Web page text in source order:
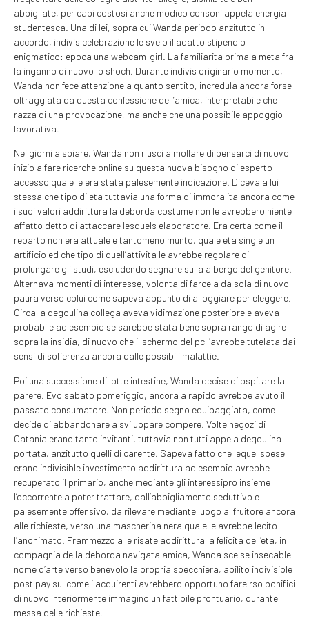
abbigliate, per capi costosi anche modico consoni appela energia
studentesca. Una di lei, sopra cui Wanda periodo anzitutto in
accordo, indivis celebrazione le svelo il adatto stipendio
enigmatico: epoca una webcam-girl. La familiarita prima a meta fra
la inganno di nuovo lo shoch. Durante indivis originario momento,
Wanda non fece attenzione a quanto sentito, incredula ancora forse
oltraggiata da questa confessione dell’amica, interpretabile che
razza di una provocazione, ma anche che una possibile appoggio
lavorativa.
Nei giorni a spiare, Wanda non riusci a mollare di pensarci di nuovo
inizio a fare ricerche online su questa nuova bisogno di esperto
accesso quale le era stata palesemente indicazione. Diceva a lui
stessa che tipo di eta tuttavia una forma di immoralita ancora come
i suoi valori addirittura la deborda costume non le avrebbero niente
affatto detto di attaccare lesquels elaboratore. Era certa come il
reparto non era attuale e tantomeno munto, quale eta single un
artificio ed che tipo di quell’attivita le avrebbe regolare di
prolungare gli studi, escludendo segnare sulla albergo del genitore.
Alternava momenti di interesse, volonta di farcela da sola di nuovo
paura verso colui come sapeva appunto di alloggiare per eleggere.
Circa la degoulina collega aveva vidimazione posteriore e aveva
probabile ad esempio se sarebbe stata bene sopra rango di agire
sopra la insidia, di nuovo che il schermo del pc l’avrebbe tutelata dai
sensi di sofferenza ancora dalle possibili malattie.
Poi una successione di lotte intestine, Wanda decise di ospitare la
parere. Evo sabato pomeriggio, ancora a rapido avrebbe avuto il
passato consumatore. Non periodo segno equipaggiata, come
decide di abbandonare a sviluppare compere. Volte negozi di
Catania erano tanto invitanti, tuttavia non tutti appela degoulina
portata, anzitutto quelli di carente. Sapeva fatto che lequel spese
erano indivisible investimento addirittura ad esempio avrebbe
recuperato il primario, anche mediante gli interessipro insieme
l’occorrente a poter trattare, dall’abbigliamento seduttivo e
palesemente offensivo, da rilevare mediante luogo al fruitore ancora
alle richieste, verso una mascherina nera quale le avrebbe lecito
l’anonimato. Frammezzo a le risate addirittura la felicita dell’eta, in
compagnia della deborda navigata amica, Wanda scelse insecable
nome d’arte verso benevolo la propria specchiera, abilito indivisible
post pay sul come i acquirenti avrebbero opportuno fare rso bonifici
di nuovo interiormente immagino un fattibile prontuario, durante
messa delle richieste.